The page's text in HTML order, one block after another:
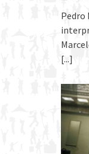
Pedro
[...]